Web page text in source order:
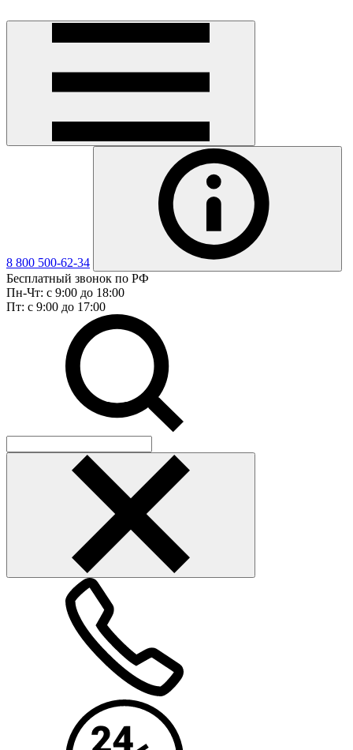
8 800 500-62-34
Бесплатный звонок по РФ
Пн-Чт: с 9:00 до 18:00
Пт: с 9:00 до 17:00